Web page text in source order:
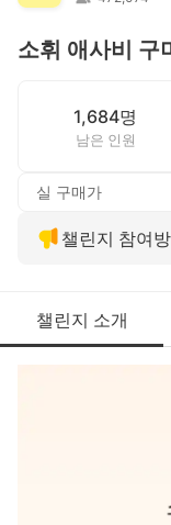
소휘 애사비 구
1,684명
남은 인원
실 구매가
챌린지 참여
챌린지 소개